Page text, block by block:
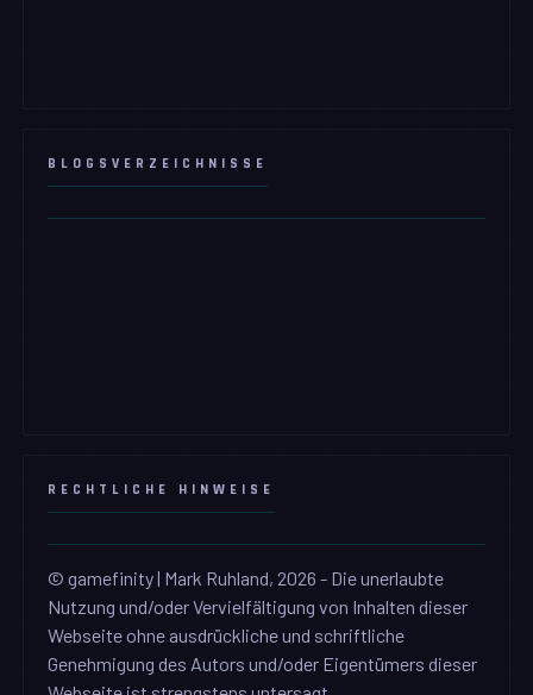
BLOGSVERZEICHNISSE
RECHTLICHE HINWEISE
© gamefinity | Mark Ruhland, 2026 - Die unerlaubte
Nutzung und/oder Vervielfältigung von Inhalten dieser
Webseite ohne ausdrückliche und schriftliche
Genehmigung des Autors und/oder Eigentümers dieser